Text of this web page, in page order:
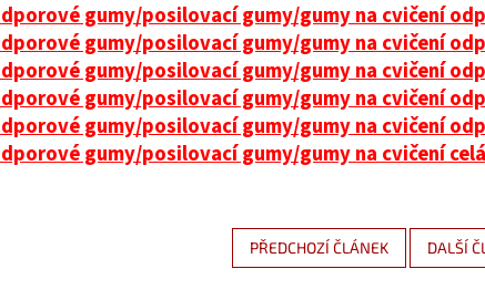
gumy/posilovací gumy/gumy na cvičení
gumy/posilovací gumy/gumy na cvičení
gumy/posilovací gumy/gumy na cvičení
gumy/posilovací gumy/gumy na cvičení
gumy/posilovací gumy/gumy na cvičení
gumy/posilovací gumy/gumy na cvičení
PŘEDCHOZÍ ČLÁNEK DALŠÍ